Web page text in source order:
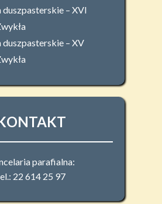
duszpasterskie – XVI
duszpasterskie – XV
parafialna:
22 614 25 97